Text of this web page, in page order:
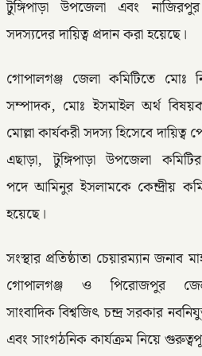
টুঙ্গিপাড়া উপজেলা এবং
সদস্যদের দায়িত্ব প্রদান করা হয়েছে।
গোপালগঞ্জ জেলা কমিটিতে মোঃ
সম্পাদক, মোঃ ইসমাইল অর্থ
মোল্লা কার্যকরী সদস্য হিসেবে দায়িত্ব
এছাড়া, টুঙ্গিপাড়া উপজেলা
পদে আমিনুর ইসলামকে কেন্দ্রীয়
হয়েছে।
সংস্থার প্রতিষ্ঠাতা চেয়ারম্যান জনাব
গোপালগঞ্জ ও পিরোজপুর জেলার
সাংবাদিক বিশ্বজিৎ চন্দ্র সরকার
এবং সাংগঠনিক কার্যক্রম নিয়ে